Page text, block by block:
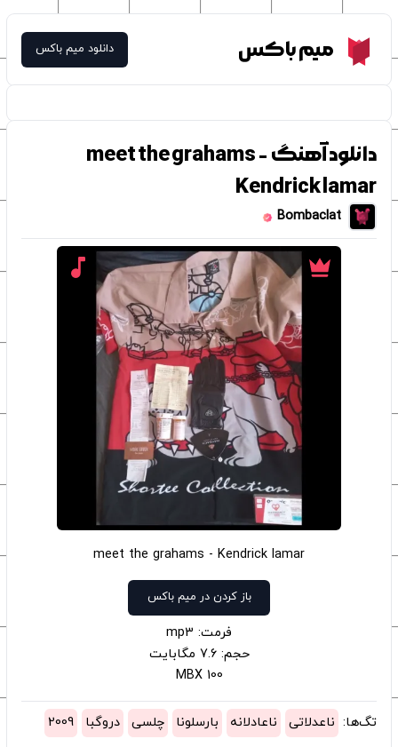
Meme Boxمیم باکس دانلود میم باکس
دانلود آهنگ meet the grahams -
Kendrick lamar
Bombaclat
meet the grahams - Kendrick lamar
باز کردن در میم باکس
فرمت: mp3
حجم: 7.6 مگابایت
100 MBX
تگ‌ها: ناعدلاتی ناعادلانه بارسلونا چلسی دروگبا 2009